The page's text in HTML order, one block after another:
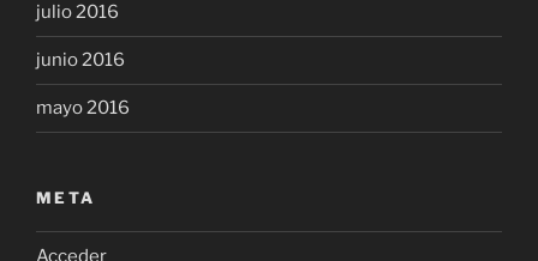
julio 2016
junio 2016
mayo 2016
META
Acceder